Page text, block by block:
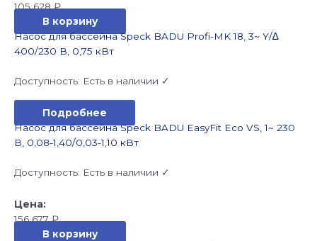
105 628₽
В корзину
Насос для бассейна Speck BADU Profi-MK 18, 3~ Y/∆
400/230 В, 0,75 кВт
Доступность: Есть в наличии ✓
Подробнее
Насос для бассейна Speck BADU EasyFit Eco VS, 1~ 230
В, 0,08-1,40/0,03-1,10 кВт
Доступность: Есть в наличии ✓
156 677₽
В корзину